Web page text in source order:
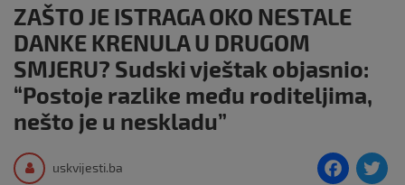
ZAŠTO JE ISTRAGA OKO NESTALE
DANKE KRENULA U DRUGOM
SMJERU? Sudski vještak objasnio:
“Postoje razlike među roditeljima,
nešto je u neskladu”
uskvijesti.ba
F